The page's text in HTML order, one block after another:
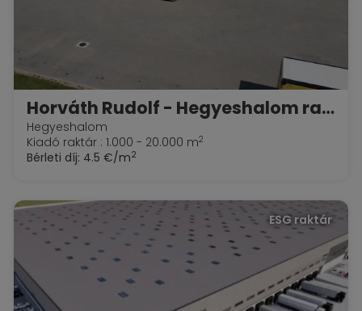
Horváth Rudolf - Hegyeshalom raktár bérlés és teljes körű logisztika
Hegyeshalom
Kiadó raktár : 1.000 - 20.000 m2
Bérleti díj: 4.5 €/m2
ESG raktár